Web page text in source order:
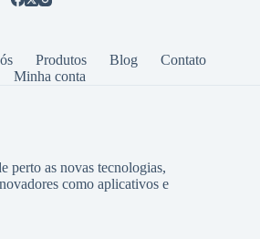
Produtos Blog
Contato
Minha conta
perto as novas tecnologias,
como aplicativos e